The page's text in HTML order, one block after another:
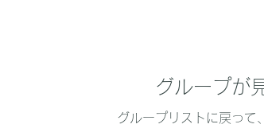
グループが
グループリストに戻って